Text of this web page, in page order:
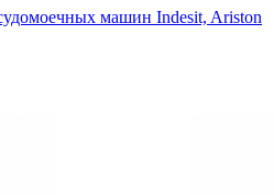
машин Indesit, Ariston